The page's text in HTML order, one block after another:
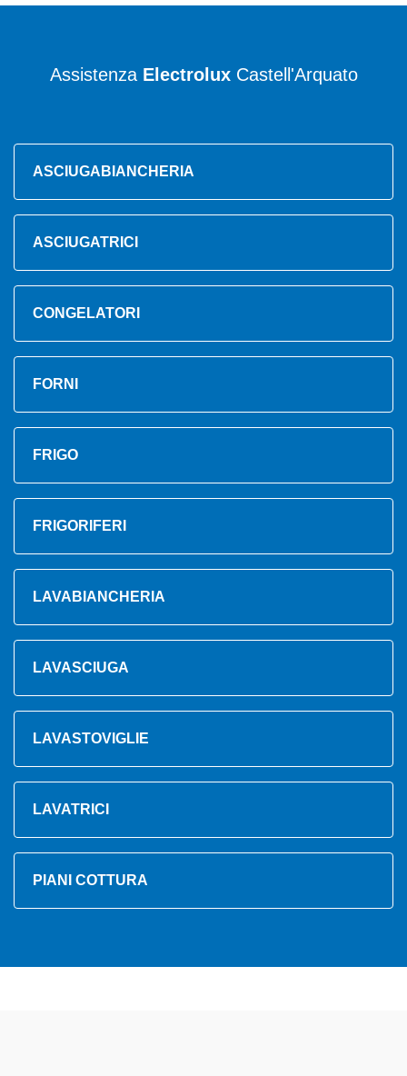
Assistenza ElectroluxCastell'Arquato
ASCIUGABIANCHERIA
ASCIUGATRICI
CONGELATORI
FORNI
FRIGO
FRIGORIFERI
LAVABIANCHERIA
LAVASCIUGA
LAVASTOVIGLIE
LAVATRICI
PIANI COTTURA